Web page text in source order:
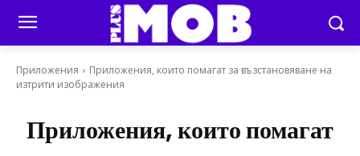
Приложения
Приложения, които помагат за възстановяване на
изтрити изображения
Приложения, които помагат